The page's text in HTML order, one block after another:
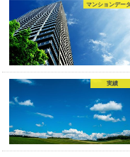
マンションデータ
実績